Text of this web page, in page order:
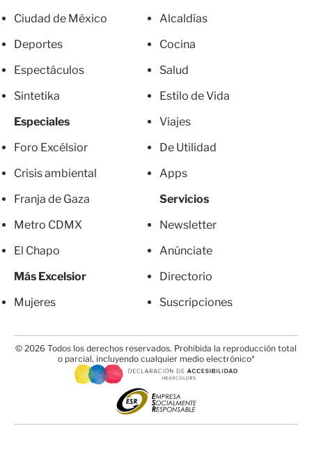
Ciudad de México
Deportes
Espectáculos
Sintetika
Especiales
Foro Excélsior
Crisis ambiental
Franja de Gaza
Metro CDMX
El Chapo
Más Excelsior
Mujeres
Alcaldías
Cocina
Salud
Estilo de Vida
Viajes
De Utilidad
Apps
Servicios
Newsletter
Anúnciate
Directorio
Suscripciones
© 2026 Todos los derechos reservados. Prohibida la reproducción total
o parcial, incluyendo cualquier medio electrónico*